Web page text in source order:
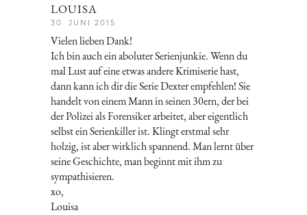
LOUISA
30. JUNI 2015
Vielen lieben Dank!
Ich bin auch ein aboluter Serienjunkie. Wenn du
mal Lust auf eine etwas andere Krimiserie hast,
dann kann ich dir die Serie Dexter empfehlen! Sie
handelt von einem Mann in seinen 30ern, der bei
der Polizei als Forensiker arbeitet, aber eigentlich
selbst ein Serienkiller ist. Klingt erstmal sehr
holzig, ist aber wirklich spannend. Man lernt über
seine Geschichte, man beginnt mit ihm zu
sympathisieren.
xo,
Louisa